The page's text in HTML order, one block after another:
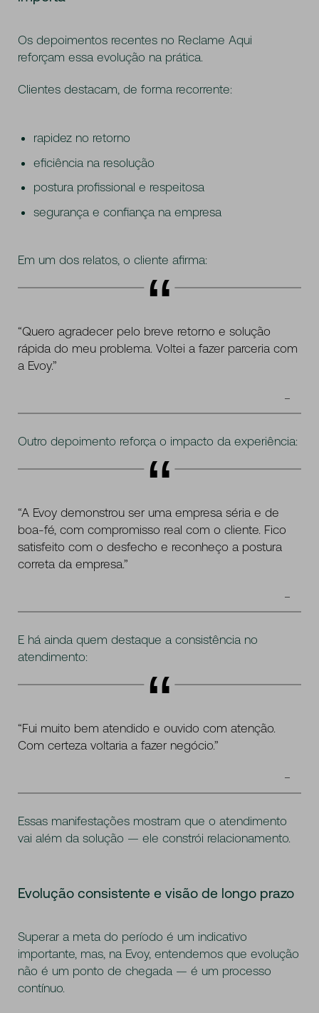
Os depoimentos recentes no Reclame Aqui
reforçam essa evolução na prática.
Clientes destacam, de forma recorrente:
rapidez no retorno
eficiência na resolução
postura profissional e respeitosa
segurança e confiança na empresa
Em um dos relatos, o cliente afirma:
“Quero agradecer pelo breve retorno e solução
rápida do meu problema. Voltei a fazer parceria com
a Evoy.”
Outro depoimento reforça o impacto da experiência:
“A Evoy demonstrou ser uma empresa séria e de
boa-fé, com compromisso real com o cliente. Fico
satisfeito com o desfecho e reconheço a postura
correta da empresa.”
E há ainda quem destaque a consistência no
atendimento:
“Fui muito bem atendido e ouvido com atenção.
Com certeza voltaria a fazer negócio.”
Essas manifestações mostram que o atendimento
vai além da solução — ele constrói relacionamento.
Evolução consistente e visão de longo prazo
Superar a meta do período é um indicativo
importante, mas, na Evoy, entendemos que evolução
não é um ponto de chegada — é um processo
contínuo.